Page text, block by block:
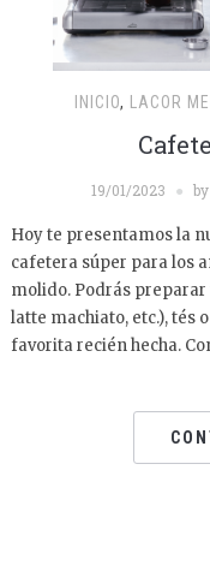
INICIO, LACOR
19/01/2023 by
Hoy te presentamos la
cafetera súper para los
molido. Podrás preparar
latte machiato, etc.), tés
favorita recién hecha.